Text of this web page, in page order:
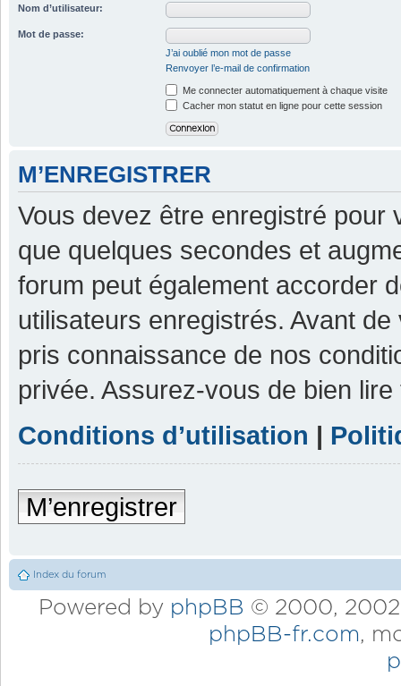
Nom d’utilisateur:
Mot de passe:
J’ai oublié mon mot de passe
Renvoyer l’e-mail de confirmation
Me connecter automatiquement à chaque visite
Cacher mon statut en ligne pour cette session
M’ENREGISTRER
Vous devez être enregistré pour
que quelques secondes et
forum peut également accorder
utilisateurs enregistrés. Avant
pris connaissance de nos
privée. Assurez-vous de bien
Conditions d’utilisation |
M’enregistrer
Index du forum
Powered by phpBB © 2000,
phpBB-fr.com,